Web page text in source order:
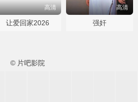
高清
让爱回家2026
高清
强奸
© 片吧影院